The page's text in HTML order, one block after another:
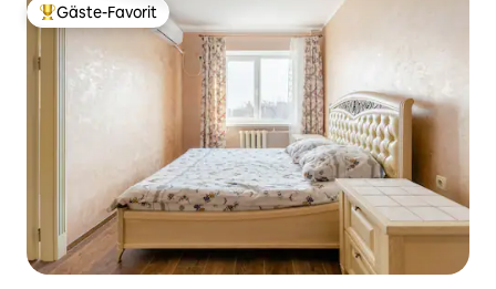
Beliebter Gäste-Favorit.
Gäste-Favorit